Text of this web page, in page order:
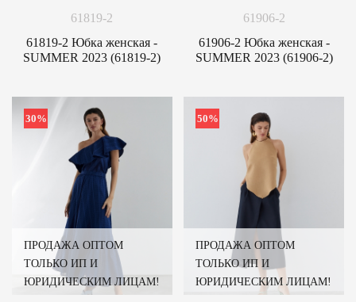
61819-2
61819-2 Юбка женская -
SUMMER 2023 (61819-2)
61906-2
61906-2 Юбка женская -
SUMMER 2023 (61906-2)
30%
ПРОДАЖА ОПТОМ
ТОЛЬКО ИП И
ЮРИДИЧЕСКИМ ЛИЦАМ!
50%
ПРОДАЖА ОПТОМ
ТОЛЬКО ИП И
ЮРИДИЧЕСКИМ ЛИЦАМ!